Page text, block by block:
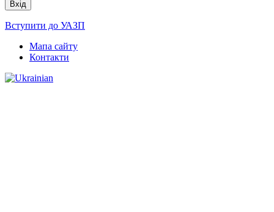
Вступити до УАЗП
Мапа сайту
Контакти